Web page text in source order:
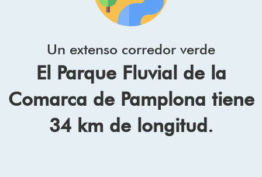
Un extenso corredor verde
El Parque Fluvial de la
Comarca de Pamplona tiene
34 km de longitud.